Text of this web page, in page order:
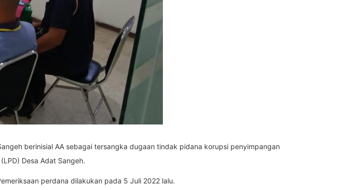
berinisial AA sebagai tersangka dugaan tindak pidana korupsi penyimpangan
Desa Adat Sangeh.
perdana dilakukan pada 5 Juli 2022 lalu.